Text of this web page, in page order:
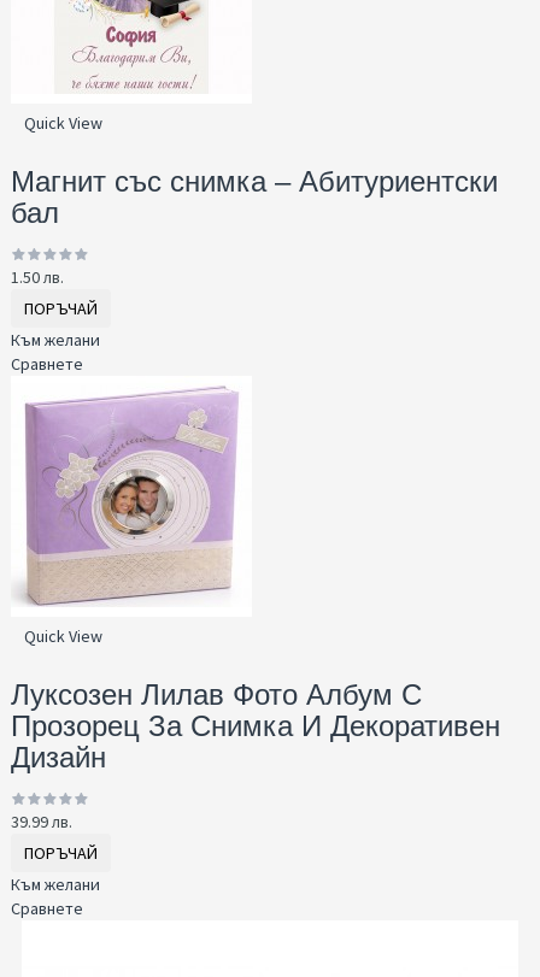
Quick View
Магнит със снимка – Абитуриентски
бал
1.50 лв.
ПОРЪЧАЙ
Към желани
Сравнете
Quick View
Луксозен Лилав Фото Албум С
Прозорец За Снимка И Декоративен
Дизайн
39.99 лв.
ПОРЪЧАЙ
Към желани
Сравнете